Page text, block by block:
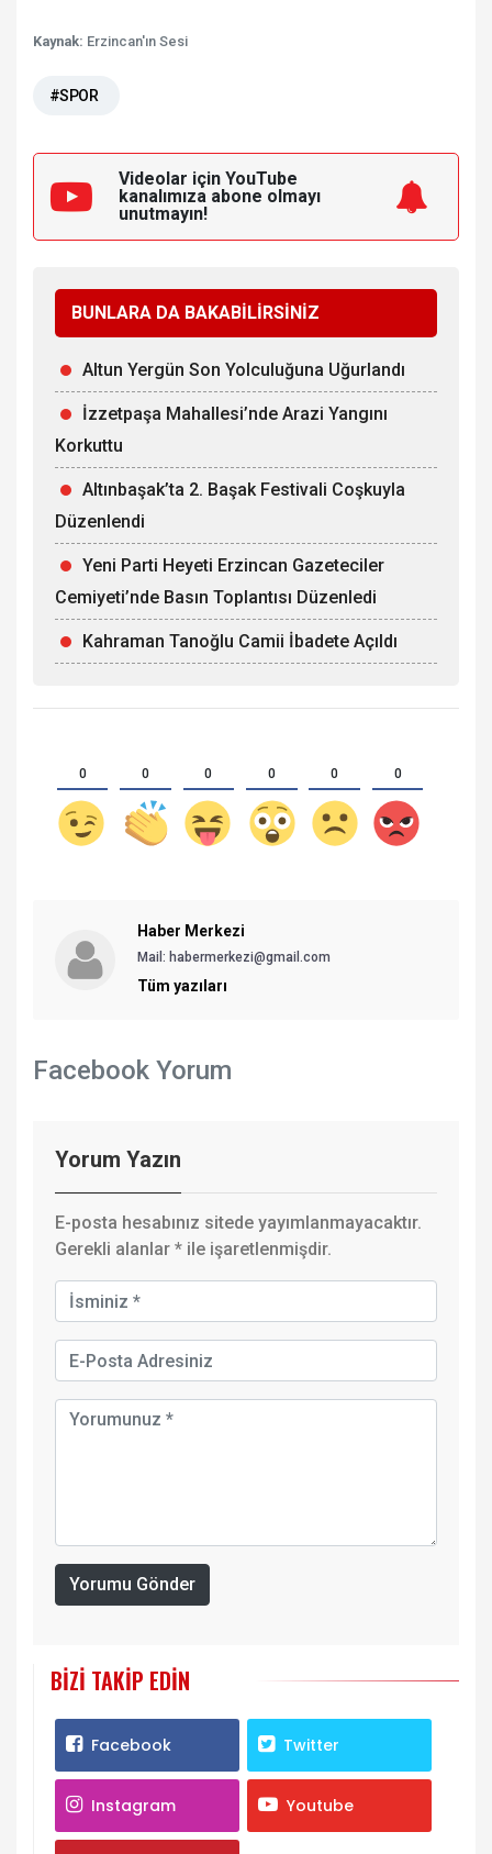
Kaynak: Erzincan'ın Sesi
#SPOR
Videolar için YouTube
kanalımıza abone olmayı
unutmayın!
BUNLARA DA BAKABİLİRSİNİZ
Altun Yergün Son Yolculuğuna Uğurlandı
İzzetpaşa Mahallesi’nde Arazi Yangını
Korkuttu
Altınbaşak’ta 2. Başak Festivali Coşkuyla
Düzenlendi
Yeni Parti Heyeti Erzincan Gazeteciler
Cemiyeti’nde Basın Toplantısı Düzenledi
Kahraman Tanoğlu Camii İbadete Açıldı
0 0 0 0 0 0
Haber Merkezi
Mail: habermerkezi@gmail.com
Tüm yazıları
Facebook Yorum
Yorum Yazın
E-posta hesabınız sitede yayımlanmayacaktır.
Gerekli alanlar * ile işaretlenmişdir.
Yorumu Gönder
BIZI TAKIP EDIN
Facebook Twitter
Instagram Youtube